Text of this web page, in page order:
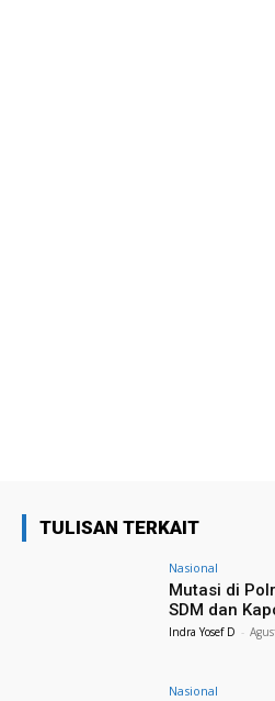
TULISAN TERKAIT
Nasional
Mutasi di
SDM dan
Indra Yosef D -
Nasional